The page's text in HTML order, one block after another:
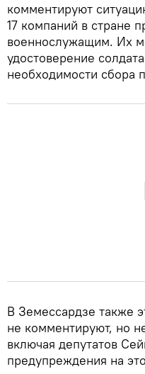
комментируют
17 компаний в стране
военнослужащим. Их
удостоверение
необходимости сбора
В Земессардзе также
не комментируют, но
включая депутатов
предупреждения на